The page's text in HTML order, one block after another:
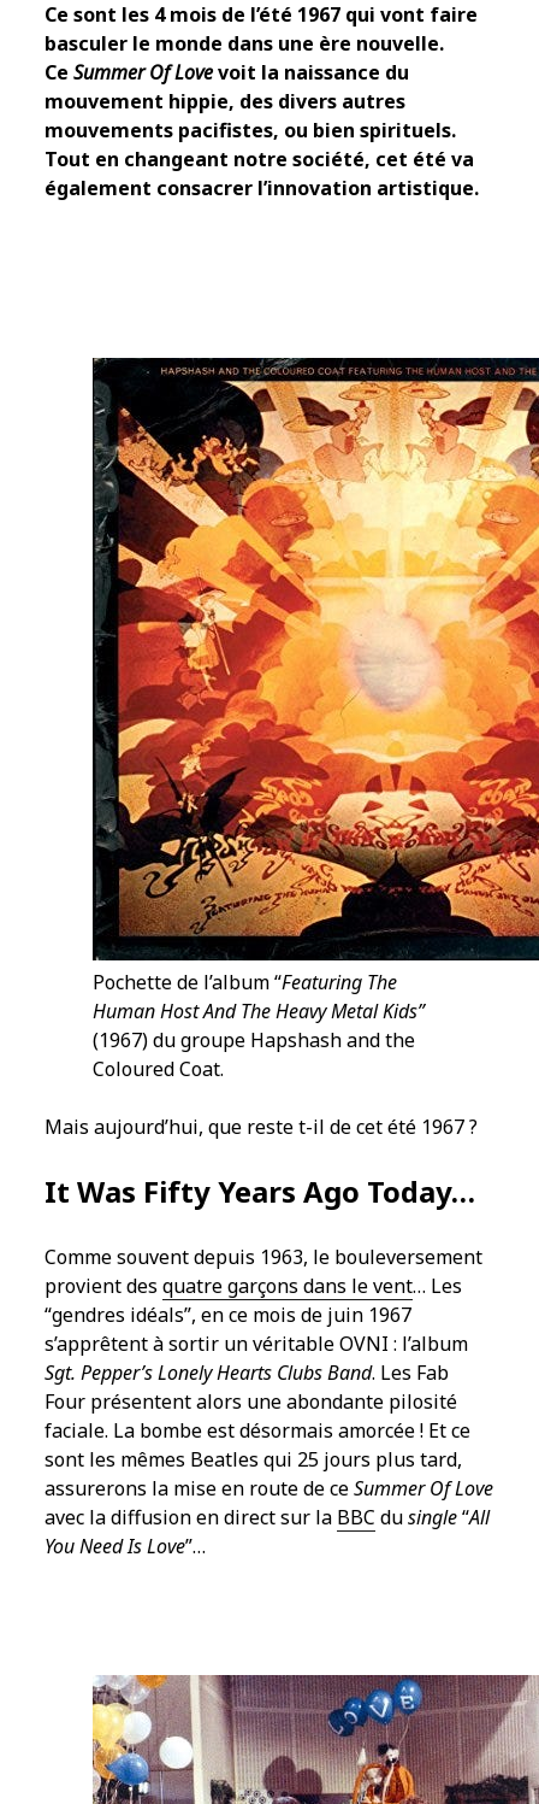
Ce sont les 4 mois de l’été 1967 qui vont faire
basculer le monde dans une ère nouvelle.
CeSummer Of Lovevoit la naissance du
mouvement hippie, des divers autres
mouvements pacifistes, ou bien spirituels.
Tout en changeant notre société, cet été va
également consacrer l’innovation artistique.
Pochette de l’album “Featuring The
Human Host And The Heavy Metal Kids”
(1967) du groupe Hapshash and the
Coloured Coat.
Mais aujourd’hui, que reste t-il de cet été 1967 ?
It Was Fifty Years Ago Today…
Comme souvent depuis 1963, le bouleversement
provient desquatre garçons dans le vent… Les
“gendres idéals”, en ce mois de juin 1967
s’apprêtent à sortir un véritable OVNI : l’album
Sgt. Pepper’s Lonely Hearts Clubs Band. Les Fab
Four présentent alors une abondante pilosité
faciale. La bombe est désormais amorcée ! Et ce
sont les mêmes Beatles qui 25 jours plus tard,
assurerons la mise en route de ceSummer Of Love
avec la diffusion en direct sur la BBC dusingle“All
You Need Is Love”…